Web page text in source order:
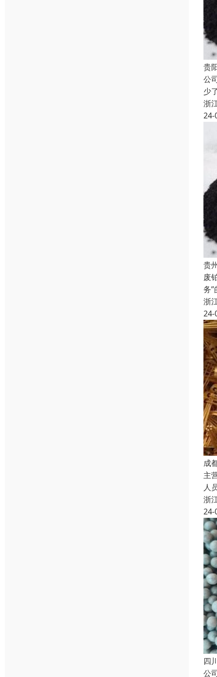
贵
公
少
浙
24-
贵
废
务
浙
24-
成
主
人
浙
24-
四
公